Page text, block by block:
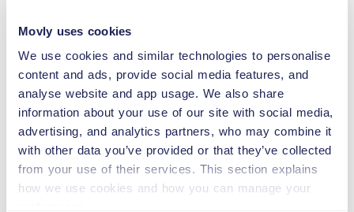
Movly uses cookies
We use cookies and similar technologies to personalise
content and ads, provide social media features, and
analyse website and app usage. We also share
information about your use of our site with social media,
advertising, and analytics partners, who may combine it
with other data you’ve provided or that they’ve collected
from your use of their services. This section explains
how we use cookies and how you can manage your
2,5–13 kg
TAAPERON ISTUIN
9–18 kg
TURVAVYÖISTUIN
15–36 kg